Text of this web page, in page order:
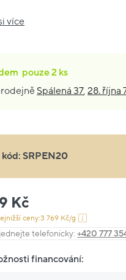
více
pouze2 ks
Spálená 37,28. října
kód:SRPEN20
Kč
ceny:3 769 Kč/g
telefonicky:+420 777
financování: